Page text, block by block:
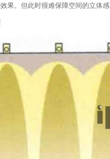
果。但此时很难保障空间的立体